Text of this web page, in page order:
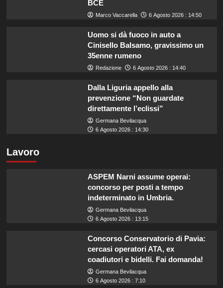
BCE
Marco Vaccarella 6 Agosto 2026 : 14:50
Uomo si dà fuoco in auto a
Cinisello Balsamo, gravissimo un
35enne rumeno
Redazione 6 Agosto 2026 : 14:40
Dalla Liguria appello alla
prevenzione “Non guardate
direttamente l’eclissi”
Germana Bevilacqua
6 Agosto 2026 : 14:30
Lavoro
ASPEM Narni assume operai:
concorso per posti a tempo
indeterminato in Umbria.
Germana Bevilacqua
6 Agosto 2026 : 13:15
Concorso Conservatorio di Pavia:
cercasi operatori ATA, ex
coadiutori e bidelli. Fai domanda!
Germana Bevilacqua
6 Agosto 2026 : 7:10